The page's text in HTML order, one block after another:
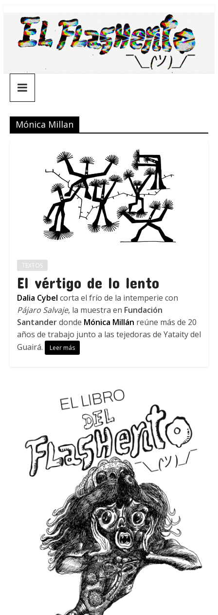
contenido
¯\_(ツ)_/
¯
Mónica Millan
TEXTOS
El vértigo de lo lento
Dalia Cybel corta el frío de la intemperie con
Pájaro Salvaje, la muestra en Fundación
Santanderdonde Mónica Millán reúne más de 20
años de trabajo junto a las tejedoras de Yataity del
Guairá.
Leer más